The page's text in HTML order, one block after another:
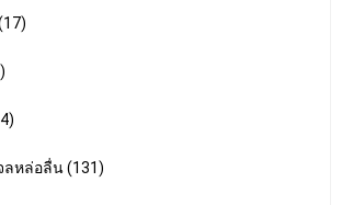
ลหล่อลื่น (131)